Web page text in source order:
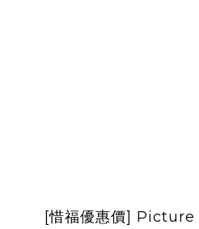
[惜福優惠價] Picture